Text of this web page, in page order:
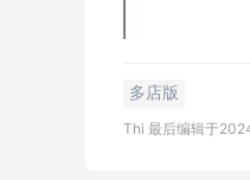
多店版
Thi 最后编辑于